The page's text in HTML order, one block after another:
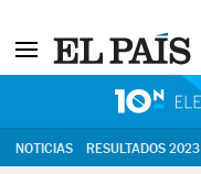
NOTICIAS RESULTADOS 2023